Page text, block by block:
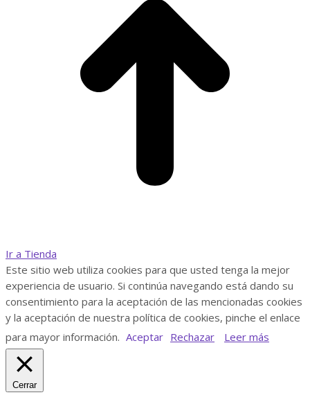
Ir a Tienda
Este sitio web utiliza cookies para que usted tenga la mejor
experiencia de usuario. Si continúa navegando está dando su
consentimiento para la aceptación de las mencionadas cookies
y la aceptación de nuestra política de cookies, pinche el enlace
para mayor información. Aceptar Rechazar Leer más
Cerrar